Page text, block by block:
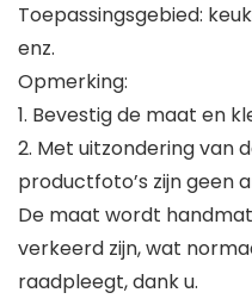
Toepassingsgebied:
enz.
Opmerking:
1. Bevestig de maat en
2. Met uitzondering van
productfoto’s zijn geen
De maat wordt
verkeerd zijn, wat
raadpleegt, dank u.